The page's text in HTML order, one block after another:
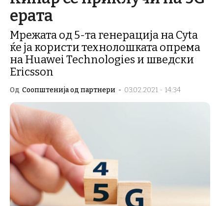
ерата
Мрежата од 5-та генерација на Cyta
ќе ја користи технолошката опрема
на Huawei Technologies и шведски
Ericsson
Од Соопштенија од партнери - 03.02.2021 - 14:34